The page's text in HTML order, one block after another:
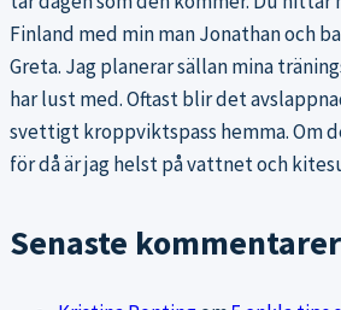
Finland med min man Jonathan och
Greta. Jag planerar sällan mina
har lust med. Oftast blir det
svettigt kroppviktspass hemma. Om
för då är jag helst på vattnet och
Senaste kommentarer